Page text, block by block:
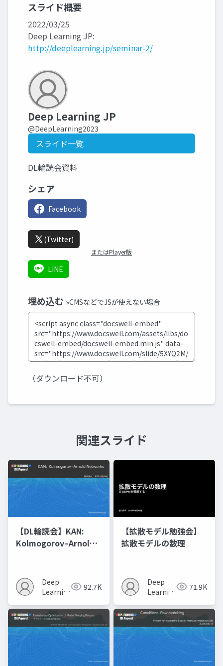
スライド概要
2022/03/25
Deep Learning JP:
http://deeplearning.jp/seminar-2/
Deep Learning JP
@DeepLearning2023
スライド一覧
DL輪読会資料
シェア
Facebook
(Twitter)
またはPlayer版
LINE
埋め込む »CMSなどでJSが使えない場合
（ダウンロード不可）
関連スライド
【DL輪読会】KAN:
Kolmogorov–Arnold
Deep
Learning
92.7K
【拡散モデル勉強会】
拡散モデルの数理
Deep
Learning
71.9K